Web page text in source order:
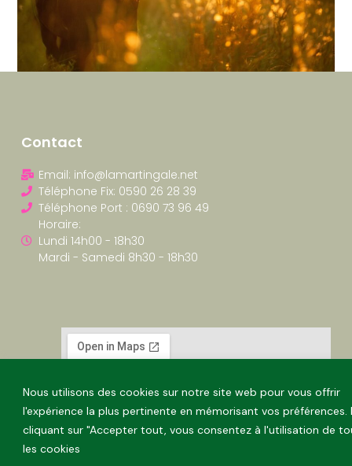
Nous utilisons des cookies sur notre site web pour vous offrir
l'expérience la plus pertinente en mémorisant vos préférences.
cliquant sur "Accepter tout, vous consentez à l'utilisation de
les cookies
Contact
Email: info@lamartingale.net
Téléphone Fix: 0590 26 28 39
Téléphone Port : 0690 73 96 49
Horaire:
Lundi 14h00 - 18h30
Mardi - Samedi 8h30 - 18h30